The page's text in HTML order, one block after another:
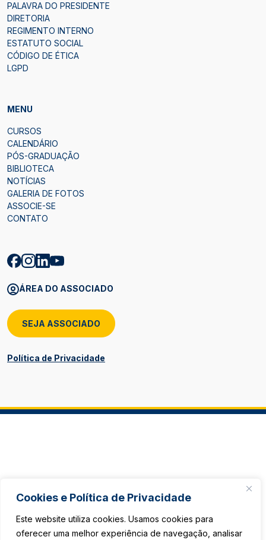
Cookies e Política de Privacidade
Este website utiliza cookies. Usamos cookies para
oferecer uma melhor experiência de navegação, analisar
PALAVRA DO PRESIDENTE
DIRETORIA
REGIMENTO INTERNO
ESTATUTO SOCIAL
CÓDIGO DE ÉTICA
LGPD
MENU
CURSOS
CALENDÁRIO
PÓS-GRADUAÇÃO
BIBLIOTECA
NOTÍCIAS
GALERIA DE FOTOS
ASSOCIE-SE
CONTATO
ÁREA DO ASSOCIADO
SEJA ASSOCIADO
Política de Privacidade